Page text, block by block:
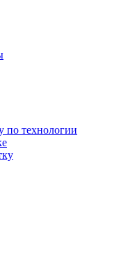
по технологии